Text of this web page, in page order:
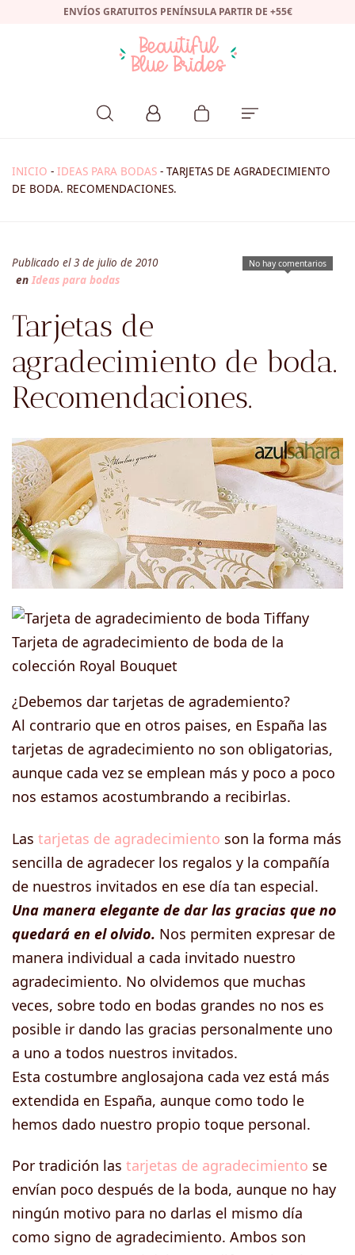
ENVÍOS GRATUITOS PENÍNSULA PARTIR DE +55€
INICIO - IDEAS PARA BODAS - TARJETAS DE AGRADECIMIENTO
DE BODA. RECOMENDACIONES.
No hay comentarios
Publicado el 3 de julio de 2010
en Ideas para bodas
Tarjetas de
agradecimiento de boda.
Recomendaciones.
Tarjeta de agradecimiento de boda de la
colección Royal Bouquet
¿Debemos dar tarjetas de agrademiento?
Al contrario que en otros paises, en España las
tarjetas de agradecimiento no son obligatorias,
aunque cada vez se emplean más y poco a poco
nos estamos acostumbrando a recibirlas.
Las tarjetas de agradecimiento son la forma más
sencilla de agradecer los regalos y la compañía
de nuestros invitados en ese día tan especial.
Una manera elegante de dar las gracias que no
quedará en el olvido. Nos permiten expresar de
manera individual a cada invitado nuestro
agradecimiento. No olvidemos que muchas
veces, sobre todo en bodas grandes no nos es
posible ir dando las gracias personalmente uno
a uno a todos nuestros invitados.
Esta costumbre anglosajona cada vez está más
extendida en España, aunque como todo le
hemos dado nuestro propio toque personal.
Por tradición las tarjetas de agradecimiento se
envían poco después de la boda, aunque no hay
ningún motivo para no darlas el mismo día
como signo de agradecimiento. Ambos son